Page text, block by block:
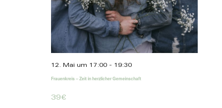
Frauenkreis – Zeit in herzlicher Gemeinschaft
12. Mai um 17:00 - 19:30
39€